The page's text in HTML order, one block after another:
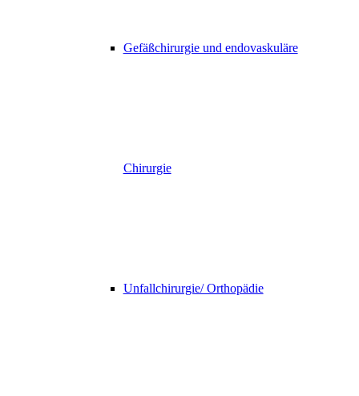
Gefäßchirurgie und endovaskuläre
Chirurgie
Unfallchirurgie/ Orthopädie